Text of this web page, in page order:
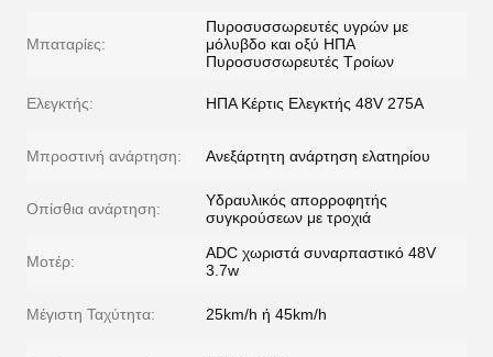
Μπαταρίες:
Πυροσυσσωρευτές υγρών με
μόλυβδο και οξύ ΗΠΑ
Πυροσυσσωρευτές Τροίων
Ελεγκτής: ΗΠΑ Κέρτις Ελεγκτής 48V 275A
Μπροστινή ανάρτηση: Ανεξάρτητη ανάρτηση ελατηρίου
Οπίσθια ανάρτηση:
Υδραυλικός απορροφητής
συγκρούσεων με τροχιά
Μοτέρ:
ADC χωριστά συναρπαστικό 48V
3.7w
Μέγιστη Ταχύτητα: 25km/h ή 45km/h